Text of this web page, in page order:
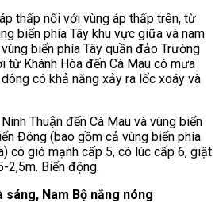
thấp nối với vùng áp thấp trên, từ
biển phía Tây khu vực giữa và nam
biển phía Tây quần đảo Trường
từ Khánh Hòa đến Cà Mau có mưa
có khả năng xảy ra lốc xoáy và
Thuận đến Cà Mau và vùng biển
Đông (bao gồm cả vùng biển phía
có gió mạnh cấp 5, có lúc cấp 6, giật
2,5m. Biển động.
sáng, Nam Bộ nắng nóng